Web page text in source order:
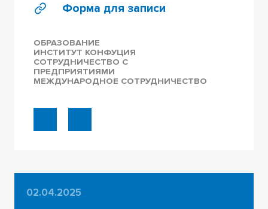
Форма для записи
ОБРАЗОВАНИЕ
ИНСТИТУТ КОНФУЦИЯ
СОТРУДНИЧЕСТВО С
ПРЕДПРИЯТИЯМИ
МЕЖДУНАРОДНОЕ СОТРУДНИЧЕСТВО
02.04.2025